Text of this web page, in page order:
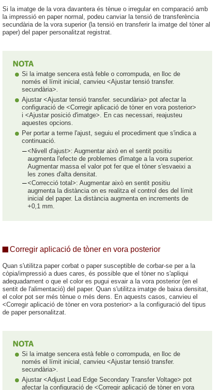
Si la imatge de la vora davantera és tènue o irregular en comparació amb
la impressió en paper normal, podeu canviar la tensió de transferència
secundària de la vora superior (la tensió en transferir la imatge del tòner al
paper) del paper personalitzat registrat.
Si la imatge sencera està feble o corrompuda, en lloc de
només el límit inicial, canvieu <Ajustar tensió transfer.
secundària>.
Ajustar <Ajustar tensió transfer. secundària> pot afectar la
configuració de <Corregir aplicació de tòner en vora posterior>
i <Ajustar posició d'imatge>. En cas necessari, reajusteu
aquestes opcions.
Per portar a terme l'ajust, seguiu el procediment que s'indica a
continuació.
<Nivell d'ajust>: Augmentar això en el sentit positiu
augmenta l'efecte de problemes d'imatge a la vora superior.
Augmentar massa el valor pot fer que el tòner s'esvaeixi a
les zones d'alta densitat.
<Correcció total>: Augmentar això en sentit positiu
augmenta la distància on es realitza el control des del límit
inicial del paper. La distància augmenta en increments de
+0,1 mm.
Corregir aplicació de tòner en vora posterior
Quan s'utilitza paper corbat o paper susceptible de corbar-se per a la
còpia/impressió a dues cares, és possible que el tòner no s'apliqui
adequadament o que el color es pugui esvair a la vora posterior (en el
sentit de l'alimentació) del paper. Quan s'utilitza imatge de baixa densitat,
el color pot ser més tènue o més dens. En aquests casos, canvieu el
<Corregir aplicació de tòner en vora posterior> a la configuració del tipus
de paper personalitzat.
Si la imatge sencera està feble o corrompuda, en lloc de
només el límit inicial, canvieu <Ajustar tensió transfer.
secundària>.
Ajustar <Adjust Lead Edge Secondary Transfer Voltage> pot
afectar la configuració de <Corregir aplicació de tòner en vora